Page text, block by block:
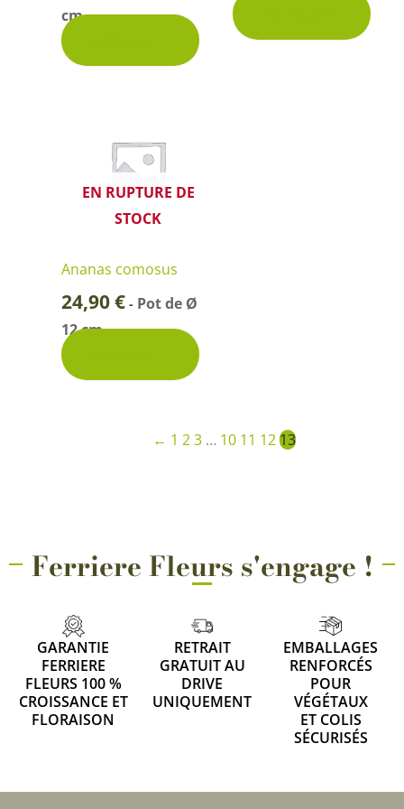
1 avis
cm
EN RUPTURE DE
STOCK
Ananas comosus
24,90€ - Pot de Ø
12 cm
← 1 2 3 … 10 11 12 13
Ferriere Fleurs s'engage !
GARANTIE
FERRIERE
FLEURS 100 %
CROISSANCE ET
FLORAISON
RETRAIT
GRATUIT AU
DRIVE
UNIQUEMENT
EMBALLAGES
RENFORCÉS
POUR
VÉGÉTAUX
ET COLIS
SÉCURISÉS